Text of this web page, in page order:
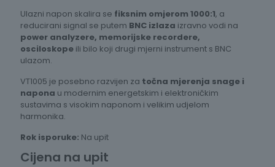
Ulazni napon skalira se fiksnim omjerom 1000:1, a
reducirani signal se putem BNC izlaza izravno vodi na
power analyzere, memorijske recordere,
osciloskope ili bilo koji drugi mjerni instrument s BNC
ulazom.
VT1005 je posebno razvijen za točna mjerenja snage i
napona u modernim energetskim i elektroničkim
sustavima s visokim naponom i velikim udjelom
harmonika.
Rok isporuke: Na upit
Cijena na upit